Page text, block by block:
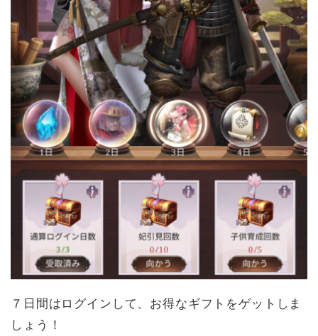
７日間はログインして、お得なギフトをゲットしま
しょう！